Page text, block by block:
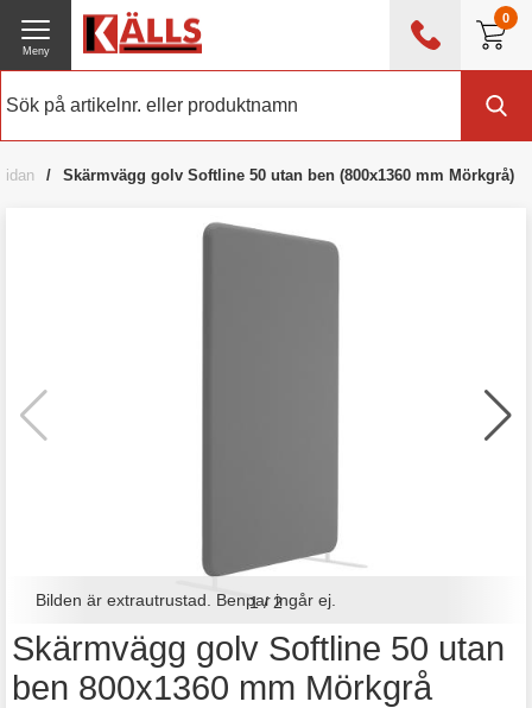
0
0476 - 214 80
Meny
Skärmvägg golv Softline 50 utan ben (800x1360 mm Mörkgrå)
Skärmvägg golv Softline 50 utan
ben 800x1360 mm Mörkgrå
Bilden är extrautrustad. Benpar ingår ej.
1/2